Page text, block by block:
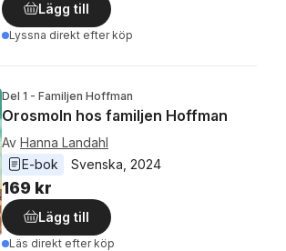
Lägg till
Lyssna direkt efter köp
Del 1 - Familjen Hoffman
Orosmoln hos familjen Hoffman
Av Hanna Landahl
E-bok
Svenska 2024
169 kr
Lägg till
Läs direkt efter köp